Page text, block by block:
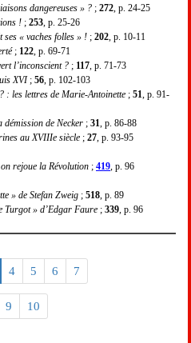
dangereuses » ? ; 272 , p. 24-25
! ; 253 , p. 25-26
ses « vaches folles » ! ; 202 , p. 10-11
; 122 , p. 69-71
l’inconscient ? ; 117 , p. 71-73
XVI; 56 , p. 102-103
: les lettres de Marie-Antoinette ; 51 , p. 91-
démission de Necker ; 31 , p. 86-88
au XVIIIe siècle ; 27 , p. 93-95
rejoue la Révolution ; 419 , p. 96
» de Stefan Zweig ; 518 , p. 89
Turgot » d’Edgar Faure ; 339 , p. 96
4 5 6 7
9 10